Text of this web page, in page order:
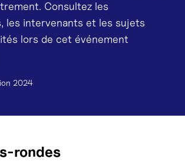
Consultez les
les intervenants et les sujets
lors de cet événement
2024
rondes